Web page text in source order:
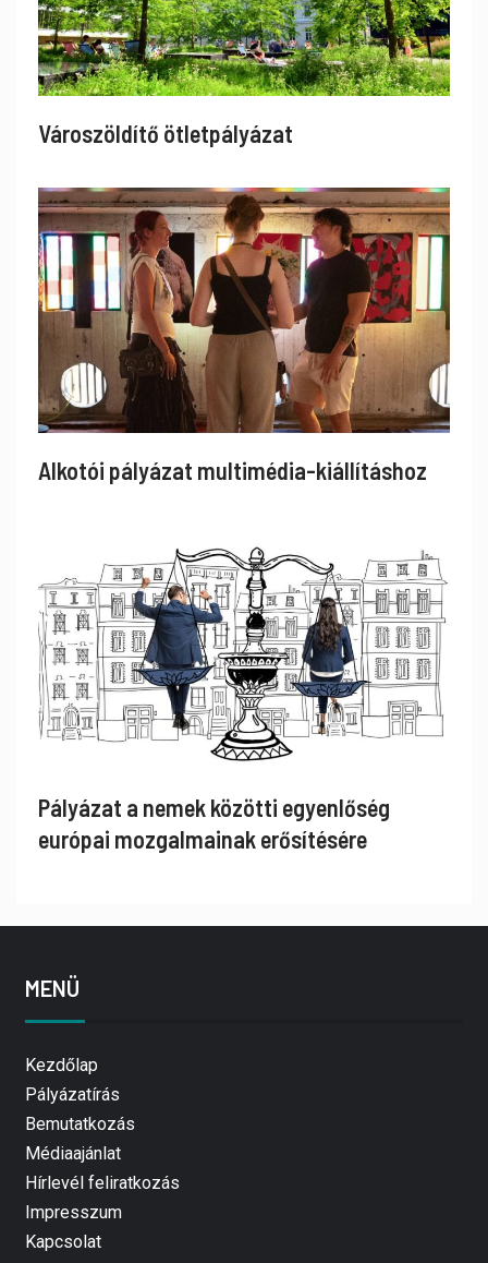
Városzöldítő ötletpályázat
Alkotói pályázat multimédia-kiállításhoz
Pályázat a nemek közötti egyenlőség
európai mozgalmainak erősítésére
MENÜ
Kezdőlap
Pályázatírás
Bemutatkozás
Médiaajánlat
Hírlevél feliratkozás
Impresszum
Kapcsolat